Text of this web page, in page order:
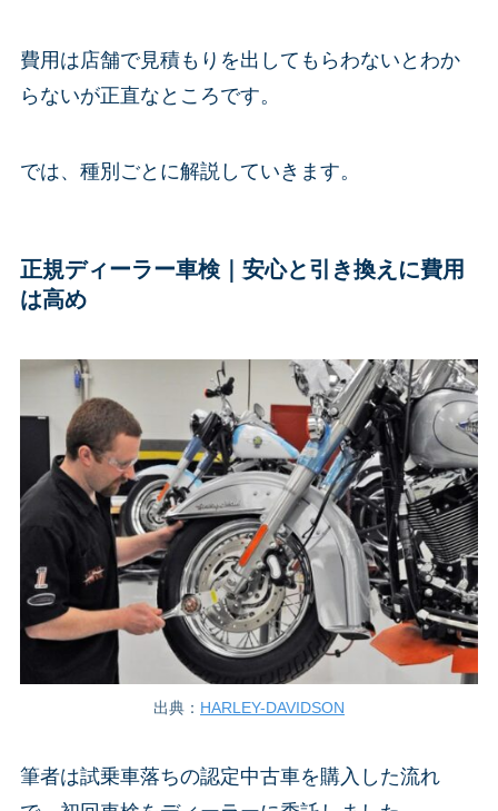
費用は店舗で見積もりを出してもらわないとわか
らないが正直なところです。
では、種別ごとに解説していきます。
正規ディーラー車検｜安心と引き換えに費用
は高め
出典： HARLEY-DAVIDSON
筆者は試乗車落ちの認定中古車を購入した流れ